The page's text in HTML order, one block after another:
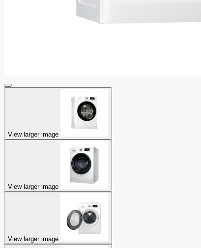
View larger image
View larger image
View larger image